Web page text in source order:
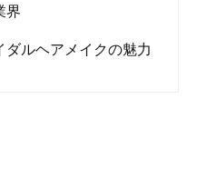
界
ルヘアメイクの魅力